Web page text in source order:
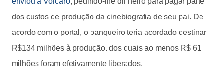
dos custos de produção da cinebiografia de seu pai. De
acordo com o portal, o banqueiro teria acordado destinar
R$134 milhões à produção, dos quais ao menos R$ 61
milhões foram efetivamente liberados.